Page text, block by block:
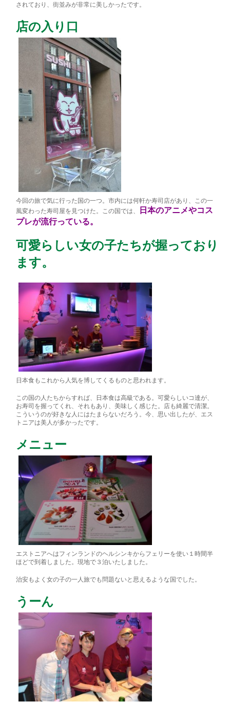
されており、街並みが非常に美しかったです。
店の入り口
今回の旅で気に行った国の一つ。市内には何軒か寿司店があり、この一
風変わった寿司屋を見つけた。この国では、
日本のアニメやコス
プレが流行っている。
可愛らしい女の子たちが握っており
ます。
日本食もこれから人気を博してくるものと思われます。
この国の人たちからすれば、日本食は高級である。可愛らしいコ達が、
お寿司 を握ってくれ、それもあり、美味しく感じた。店も綺麗で清潔。
こういうのが好きな人にはたまらないだろう。今、思い出したが、エス
トニアは美人が多かったです。
メニュー
エストニアへはフィンランドのヘルシンキからフェリーを使い１時間半
ほどで到着しました。現地で３泊いたしました。
治安もよく女の子の一人旅でも問題ないと思えるような国でした。
うーん